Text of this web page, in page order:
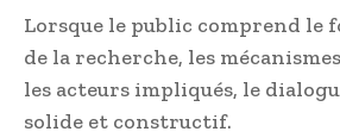
Lorsque le public comprend le
de la recherche, les
les acteurs impliqués, le
solide et constructif.